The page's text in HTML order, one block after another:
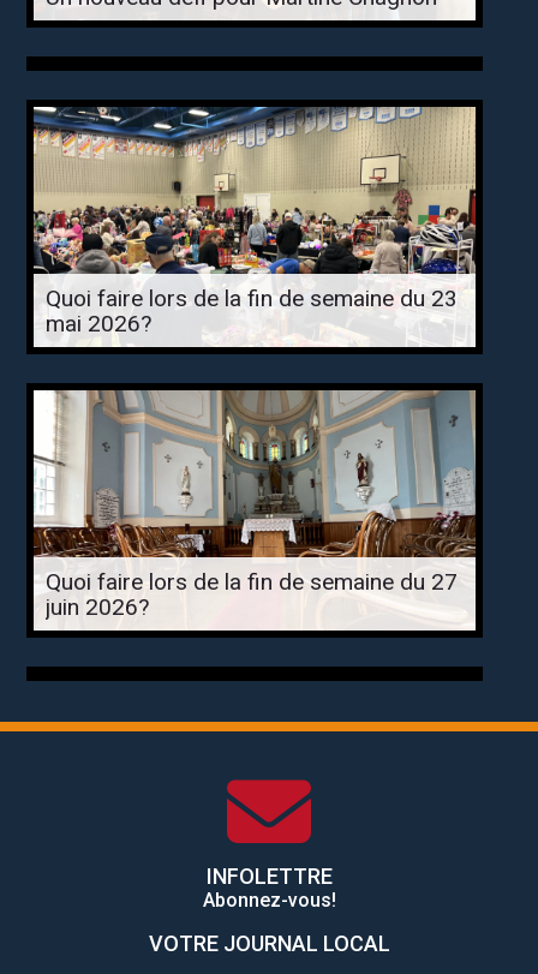
Quoi faire lors de la fin de semaine du 23
mai 2026?
Quoi faire lors de la fin de semaine du 27
juin 2026?
INFOLETTRE
Abonnez-vous!
VOTRE JOURNAL LOCAL